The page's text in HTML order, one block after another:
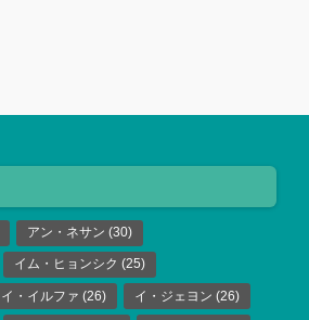
アン・ネサン (30)
イム・ヒョンシク (25)
イ・イルファ (26) イ・ジェヨン (26)